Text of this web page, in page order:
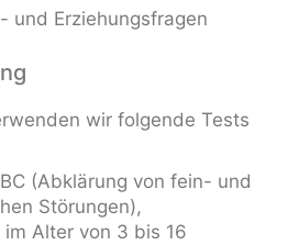
und Erziehungsfragen
wir folgende Tests
(Abklärung von fein- und
Störungen),
Alter von 3 bis 16